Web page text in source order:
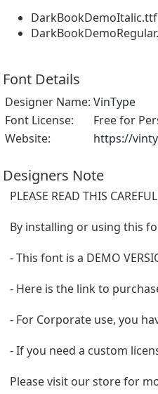
DarkBookDemoItalic.ttf
Font Details
Designer Name: VinType
Font License:
Free for
Website:
https://
Designers Note
PLEASE READ THIS
By installing or using this
- This font is a DEMO
- Here is the link to
- For Corporate use, you
- If you need a custom
Please visit our store for